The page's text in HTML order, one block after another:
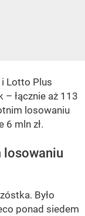
Lotto Plus
– łącznie aż 113
losowaniu
6 mln zł.
losowaniu
Było
ponad siedem